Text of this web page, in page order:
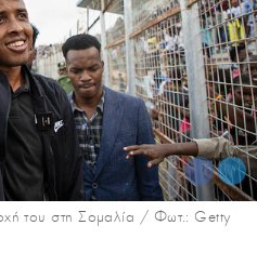
του στη Σομαλία / Φωτ.: Getty